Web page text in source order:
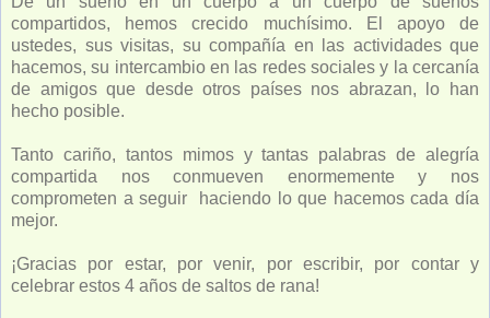
compartidos, hemos crecido muchísimo. El apoyo de
ustedes, sus visitas, su compañía en las actividades que
hacemos, su intercambio en las redes sociales y la cercanía
de amigos que desde otros países nos abrazan, lo han
hecho posible.
Tanto cariño, tantos mimos y tantas palabras de alegría
compartida nos conmueven enormemente y nos
comprometen a seguir haciendo lo que hacemos cada día
mejor.
¡Gracias por estar, por venir, por escribir, por contar y
celebrar estos 4 años de saltos de rana!